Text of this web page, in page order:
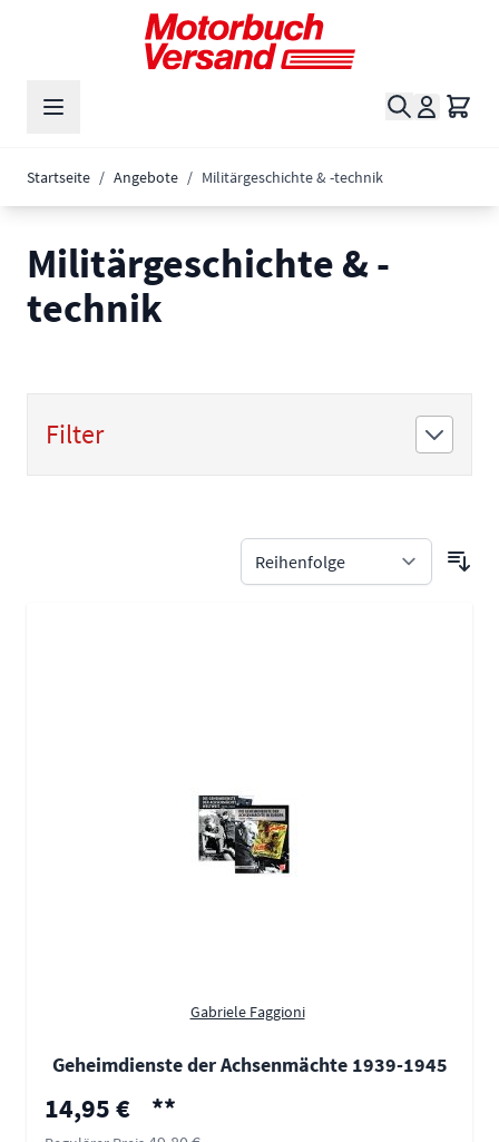
Zum Inhalt springen
Suche
Startseite / Angebote / Militärgeschichte & -technik
Militärgeschichte & -
technik
Filter
Gabriele Faggioni
Geheimdienste der Achsenmächte 1939-1945
Sonderpreis
14,95 € **